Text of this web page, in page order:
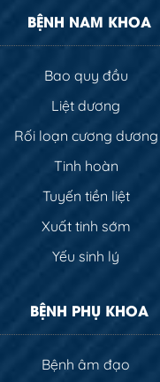
BỆNH NAM KHOA
Bao quy đầu
Liệt dương
Rối loạn cương dương
Tinh hoàn
Tuyến tiền liệt
Xuất tinh sớm
Yếu sinh lý
BỆNH PHỤ KHOA
Bệnh âm đạo